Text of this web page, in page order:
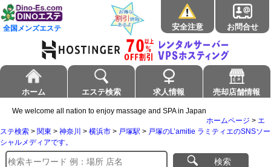
全国メンズエステ 安全注意 お問合せ
ホーム エステ検索 求人情報 売却店舗情報
We welcome all nation to enjoy massage and SPA in Japan
ホームページ > エ
ステ検索 > 関東 > 神奈川 > 横浜市 > 戸塚駅 > 戸塚のL’amitie ラミティエのSNSソー
シャルメディアです。
検索